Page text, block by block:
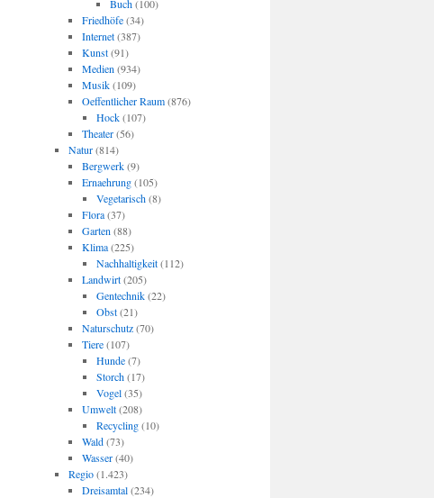
Buch(100)
Friedhöfe(34)
Internet(387)
Kunst(91)
Medien (934)
Musik(109)
Oeffentlicher Raum(876)
Hock(107)
Theater(56)
Natur(814)
Bergwerk(9)
Ernaehrung(105)
Vegetarisch(8)
Flora(37)
Garten (88)
Klima(225)
Nachhaltigkeit(112)
Landwirt(205)
Gentechnik(22)
Obst(21)
Naturschutz(70)
Tiere(107)
Hunde(7)
Storch(17)
Vogel(35)
Umwelt(208)
Recycling(10)
Wald(73)
Wasser(40)
Regio(1.423)
Dreisamtal(234)